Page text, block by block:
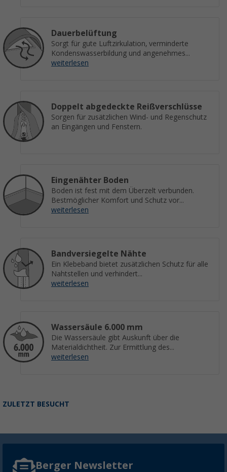
Dauerbelüftung
Sorgt für gute Luftzirkulation, verminderte
Kondenswasserbildung und angenehmes...
weiterlesen
Doppelt abgedeckte Reißverschlüsse
Sorgen für zusätzlichen Wind- und Regenschutz
an Eingängen und Fenstern.
Eingenähter Boden
Boden ist fest mit dem Überzelt verbunden.
Bestmöglicher Komfort und Schutz vor...
weiterlesen
Bandversiegelte Nähte
Ein Klebeband bietet zusätzlichen Schutz für alle
Nahtstellen und verhindert...
weiterlesen
Wassersäule 6.000 mm
Die Wassersäule gibt Auskunft über die
Materialdichtheit. Zur Ermittlung des...
weiterlesen
ZULETZT BESUCHT
Berger Newsletter